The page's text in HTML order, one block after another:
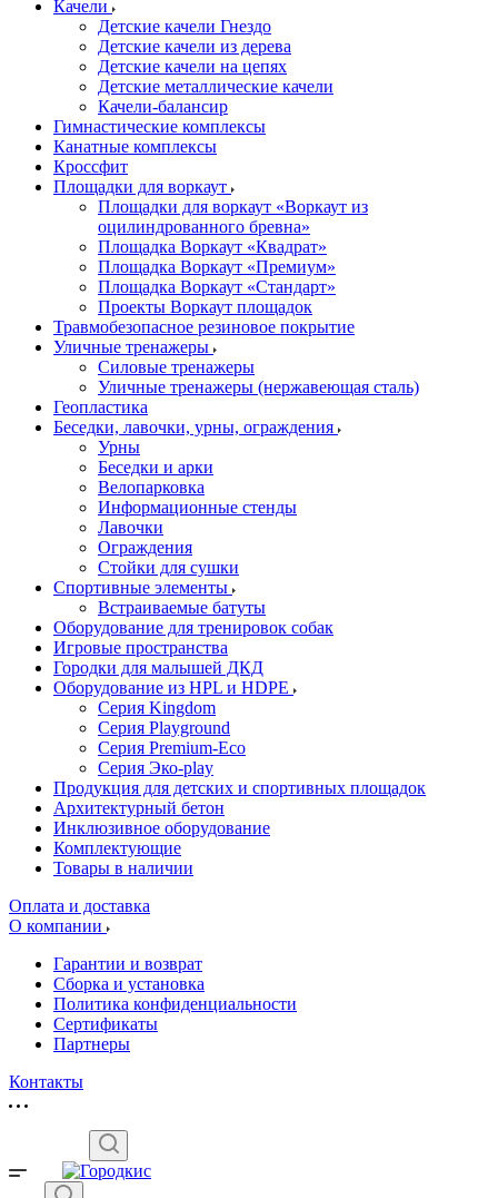
Качели
Детские качели Гнездо
Детские качели из дерева
Детские качели на цепях
Детские металлические качели
Качели-балансир
Гимнастические комплексы
Канатные комплексы
Кроссфит
Площадки для воркаут
Площадки для воркаут «Воркаут из
оцилиндрованного бревна»
Площадка Воркаут «Квадрат»
Площадка Воркаут «Премиум»
Площадка Воркаут «Стандарт»
Проекты Воркаут площадок
Травмобезопасное резиновое покрытие
Уличные тренажеры
Силовые тренажеры
Уличные тренажеры (нержавеющая сталь)
Геопластика
Беседки, лавочки, урны, ограждения
Урны
Беседки и арки
Велопарковка
Информационные стенды
Лавочки
Ограждения
Стойки для сушки
Спортивные элементы
Встраиваемые батуты
Оборудование для тренировок собак
Игровые пространства
Городки для малышей ДКД
Оборудование из HPL и HDPE
Серия Kingdom
Серия Playground
Серия Premium-Eco
Серия Эко-play
Продукция для детских и спортивных площадок
Архитектурный бетон
Инклюзивное оборудование
Комплектующие
Товары в наличии
Оплата и доставка
О компании
Гарантии и возврат
Сборка и установка
Политика конфиденциальности
Сертификаты
Партнеры
Контакты